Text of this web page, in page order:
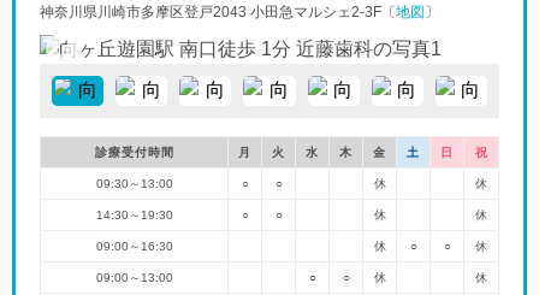
神奈川県川崎市多摩区登戸2043 小田急マルシェ2-3F〔地図 〕
診療受付時間 月 火 水 木 金 土 日 祝
09:30～13:00 ○ ○ 休 休
14:30～19:30 ○ ○ 休 休
09:00～16:30 休 ○ ○ 休
09:00～13:00 ○ ○ 休 休